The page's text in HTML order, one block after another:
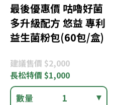
最後優惠價 咕嚕好菌
多升級配方 悠益 專利
益生菌粉包(60包/盒)
建議售價 $2,000
長松特價 $1,000
數量 1